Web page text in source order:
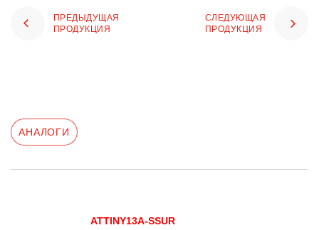
ПРЕДЫДУЩАЯ
ПРОДУКЦИЯ
СЛЕДУЮЩАЯ
ПРОДУКЦИЯ
АНАЛОГИ
ATTINY13A-SSUR